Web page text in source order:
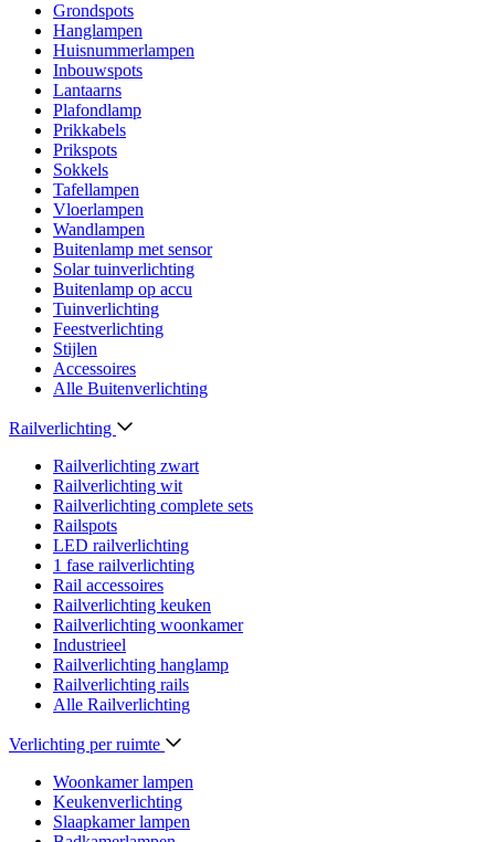
Grondspots
Hanglampen
Huisnummerlampen
Inbouwspots
Lantaarns
Plafondlamp
Prikkabels
Prikspots
Sokkels
Tafellampen
Vloerlampen
Wandlampen
Buitenlamp met sensor
Solar tuinverlichting
Buitenlamp op accu
Tuinverlichting
Feestverlichting
Stijlen
Accessoires
Alle Buitenverlichting
Railverlichting
Railverlichting zwart
Railverlichting wit
Railverlichting complete sets
Railspots
LED railverlichting
1 fase railverlichting
Rail accessoires
Railverlichting keuken
Railverlichting woonkamer
Industrieel
Railverlichting hanglamp
Railverlichting rails
Alle Railverlichting
Verlichting per ruimte
Woonkamer lampen
Keukenverlichting
Slaapkamer lampen